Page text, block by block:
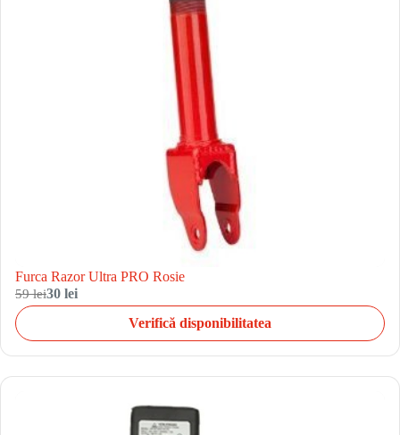
Furca Razor Ultra PRO Rosie
59 lei30 lei
Verifică disponibilitatea